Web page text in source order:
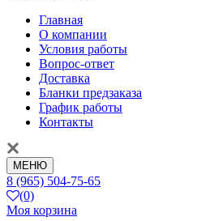
Главная
О компании
Условия работы
Вопрос-ответ
Доставка
Бланки предзаказа
График работы
Контакты
МЕНЮ
8 (965) 504-75-65
(0)
Моя корзина